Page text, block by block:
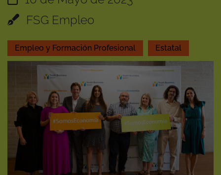
FSG Empleo
Empleo y Formación Profesional Estatal